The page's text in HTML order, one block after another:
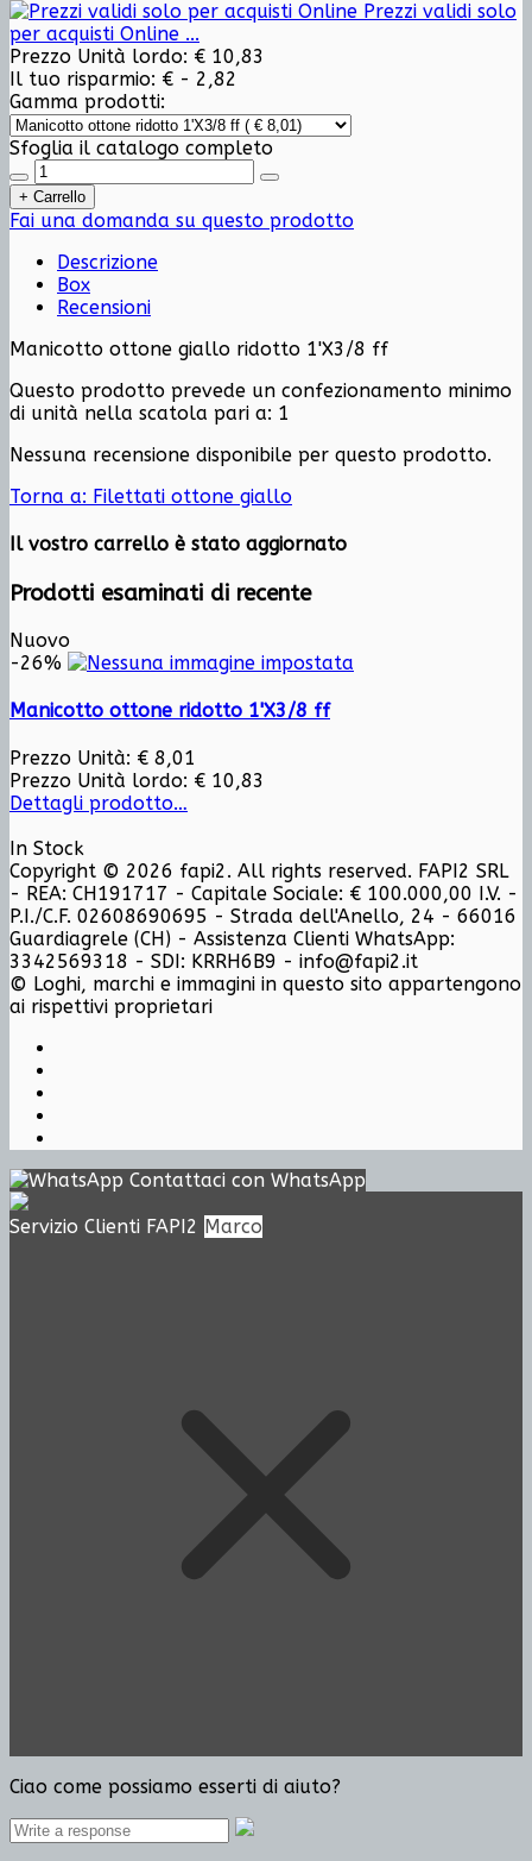
Prezzi validi solo
per acquisti Online ...
Prezzo Unità lordo: € 10,83
Il tuo risparmio: € - 2,82
Gamma prodotti:
Sfoglia il catalogo completo
Fai una domanda su questo prodotto
Descrizione
Box
Recensioni
Manicotto ottone giallo ridotto 1'X3/8 ff
Questo prodotto prevede un confezionamento minimo
di unità nella scatola pari a: 1
Nessuna recensione disponibile per questo prodotto.
Torna a: Filettati ottone giallo
Il vostro carrello è stato aggiornato
Prodotti esaminati di recente
Nuovo
-26%
Manicotto ottone ridotto 1'X3/8 ff
Prezzo Unità: € 8,01
Prezzo Unità lordo: € 10,83
Dettagli prodotto…
In Stock
Copyright © 2026 fapi2. All rights reserved. FAPI2 SRL
- REA: CH191717 - Capitale Sociale: € 100.000,00 I.V. -
P.I./C.F. 02608690695 - Strada dell'Anello, 24 - 66016
Guardiagrele (CH) - Assistenza Clienti WhatsApp:
3342569318 - SDI: KRRH6B9 - info@fapi2.it
© Loghi, marchi e immagini in questo sito appartengono
ai rispettivi proprietari
Contattaci con WhatsApp
Servizio Clienti FAPI2 Marco
Ciao come possiamo esserti di aiuto?